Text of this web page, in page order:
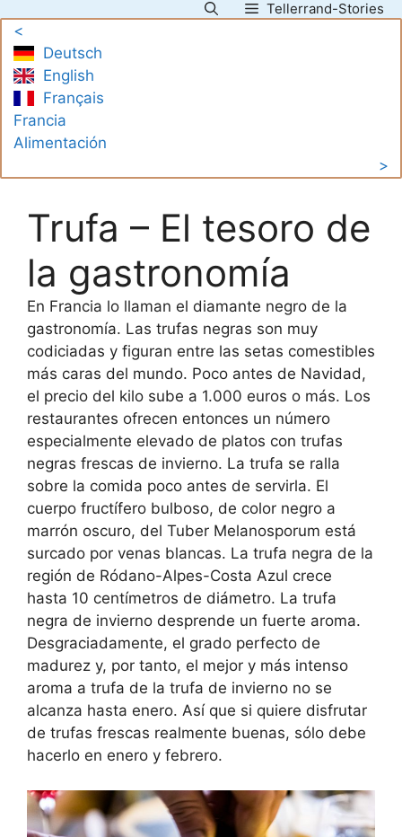
contenido
Tellerrand-Stories
<
Deutsch
English
Français
Francia
Alimentación
>
Trufa – El tesoro de
la gastronomía
En Francia lo llaman el diamante negro de la
gastronomía. Las trufas negras son muy
codiciadas y figuran entre las setas comestibles
más caras del mundo. Poco antes de Navidad,
el precio del kilo sube a 1.000 euros o más. Los
restaurantes ofrecen entonces un número
especialmente elevado de platos con trufas
negras frescas de invierno. La trufa se ralla
sobre la comida poco antes de servirla. El
cuerpo fructífero bulboso, de color negro a
marrón oscuro, del Tuber Melanosporum está
surcado por venas blancas. La trufa negra de la
región de Ródano-Alpes-Costa Azul crece
hasta 10 centímetros de diámetro. La trufa
negra de invierno desprende un fuerte aroma.
Desgraciadamente, el grado perfecto de
madurez y, por tanto, el mejor y más intenso
aroma a trufa de la trufa de invierno no se
alcanza hasta enero. Así que si quiere disfrutar
de trufas frescas realmente buenas, sólo debe
hacerlo en enero y febrero.